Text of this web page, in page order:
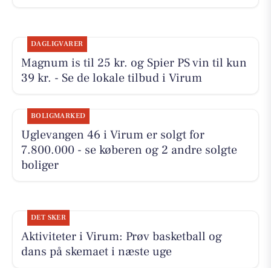
DAGLIGVARER
Magnum is til 25 kr. og Spier PS vin til kun
39 kr. - Se de lokale tilbud i Virum
BOLIGMARKED
Uglevangen 46 i Virum er solgt for
7.800.000 - se køberen og 2 andre solgte
boliger
DET SKER
Aktiviteter i Virum: Prøv basketball og
dans på skemaet i næste uge